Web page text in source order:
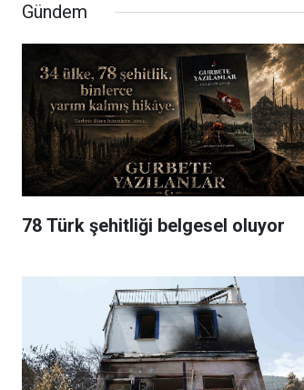
Gündem
78 Türk şehitliği belgesel oluyor